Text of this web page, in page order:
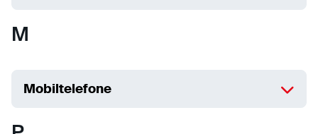
M
Mobiltelefone